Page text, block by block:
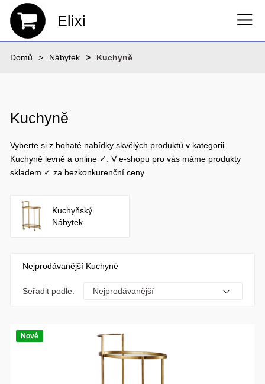
Elixi
Domů Nábytek Kuchyně
Kuchyně
Vyberte si z bohaté nabídky skvělých produktů v kategorii
Kuchyně levně a online ✓. V e-shopu pro vás máme produkty
skladem ✓ za bezkonkurenční ceny.
Kuchyňský
Nábytek
Nejprodávanější Kuchyně
Seřadit podle:
Nové